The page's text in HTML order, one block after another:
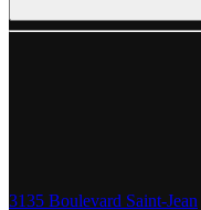
3135 Boulevard Saint-Jean